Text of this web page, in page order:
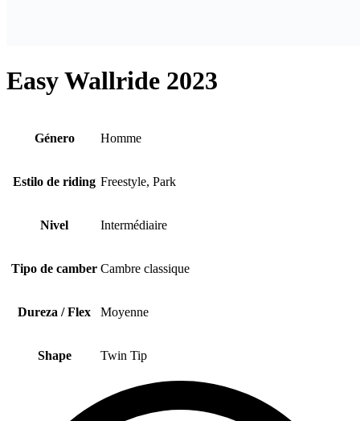
Easy Wallride 2023
Género Homme
Estilo de riding Freestyle, Park
Nivel Intermédiaire
Tipo de camber Cambre classique
Dureza / Flex Moyenne
Shape Twin Tip